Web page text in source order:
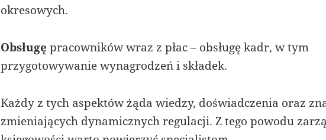
okresowych.
Obsługę pracowników wraz z płac – obsługę kadr, w tym
przygotowywanie wynagrodzeń i składek.
Każdy z tych aspektów żąda wiedzy, doświadczenia oraz
zmieniających dynamicznych regulacji. Z tego powodu